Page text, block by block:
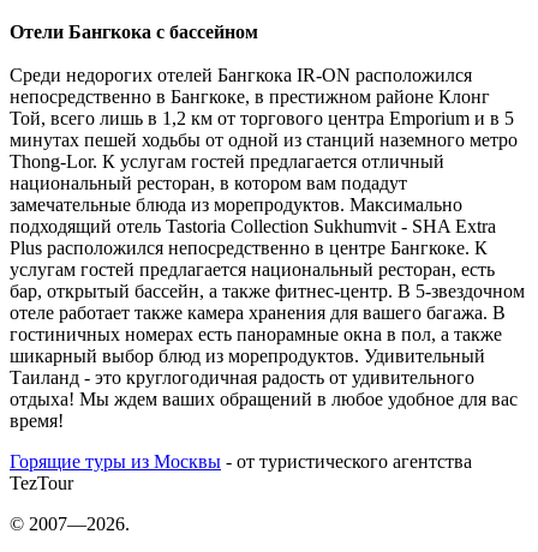
Отели Бангкока с бассейном
Среди недорогих отелей Бангкока IR-ON расположился
непосредственно в Бангкоке, в престижном районе Клонг
Той, всего лишь в 1,2 км от торгового центра Emporium и в 5
минутах пешей ходьбы от одной из станций наземного метро
Thong-Lor. К услугам гостей предлагается отличный
национальный ресторан, в котором вам подадут
замечательные блюда из морепродуктов. Максимально
подходящий отель Tastoria Collection Sukhumvit - SHA Extra
Plus расположился непосредственно в центре Бангкоке. К
услугам гостей предлагается национальный ресторан, есть
бар, открытый бассейн, а также фитнес-центр. В 5-звездочном
отеле работает также камера хранения для вашего багажа. В
гостиничных номерах есть панорамные окна в пол, а также
шикарный выбор блюд из морепродуктов. Удивительный
Таиланд - это круглогодичная радость от удивительного
отдыха! Мы ждем ваших обращений в любое удобное для вас
время!
Горящие туры из Москвы - от туристического агентства
TezTour
© 2007—2026.